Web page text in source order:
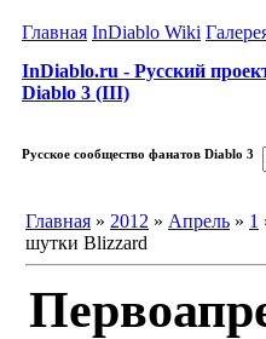
Главная InDiablo Wiki
InDiablo.ru - Русский
Diablo 3 (III)
Русское сообщество фанатов Diablo 3
Главная » 2012 » Апрель » 1
шутки Blizzard